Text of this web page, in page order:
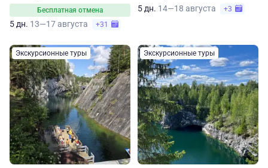
Бесплатная отмена
5 дн. 13—17 августа +31
5 дн. 14—18 августа +3
Экскурсионные туры Экскурсионные туры